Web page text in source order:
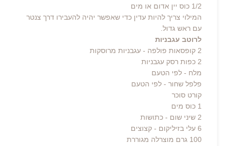
1/2 כוס יין אדום או מים
המילוי צריך להיות עדין כדי שאפשר יהיה להעבירו דרך צנטר
עם ראש גדול.
לרוטב עגבניות
2 קופסאות פולפה - עגבניות מרוסקות
2 כפות רסק עגבניות
מלח - לפי הטעם
פלפל שחור - לפי הטעם
קורט סוכר
1 כוס מים
2 שיני שום - כתושות
6 עלי בזיליקום - קצוצים
100 גרם מוצרלה מגוררת